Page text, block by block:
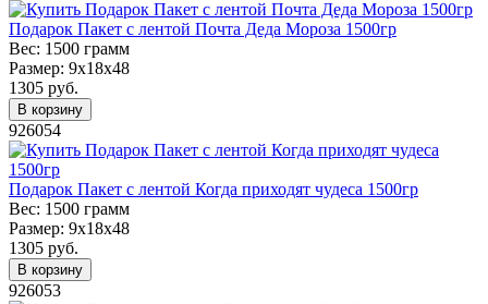
Подарок Пакет с лентой Почта Деда Мороза 1500гр
Вес: 1500 грамм
Размер: 9х18х48
1305 руб.
В корзину
926054
Подарок Пакет с лентой Когда приходят чудеса 1500гр
Вес: 1500 грамм
Размер: 9х18х48
1305 руб.
В корзину
926053